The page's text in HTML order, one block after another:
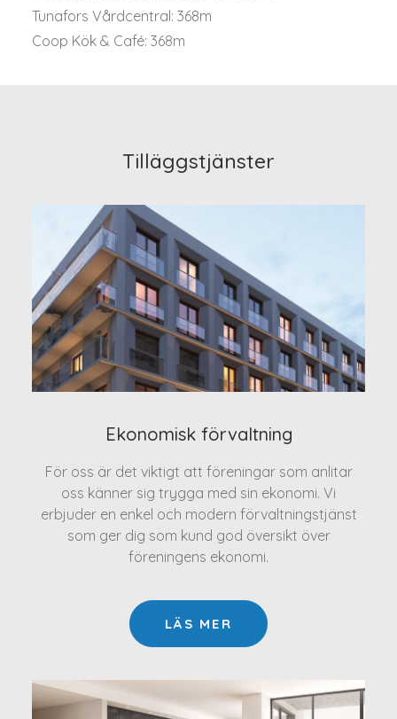
Tunafors Vårdcentral: 368m
Coop Kök & Café: 368m
Tilläggstjänster
Ekonomisk förvaltning
För oss är det viktigt att föreningar som anlitar
oss känner sig trygga med sin ekonomi. Vi
erbjuder en enkel och modern förvaltningstjänst
som ger dig som kund god översikt över
föreningens ekonomi.
LÄS MER